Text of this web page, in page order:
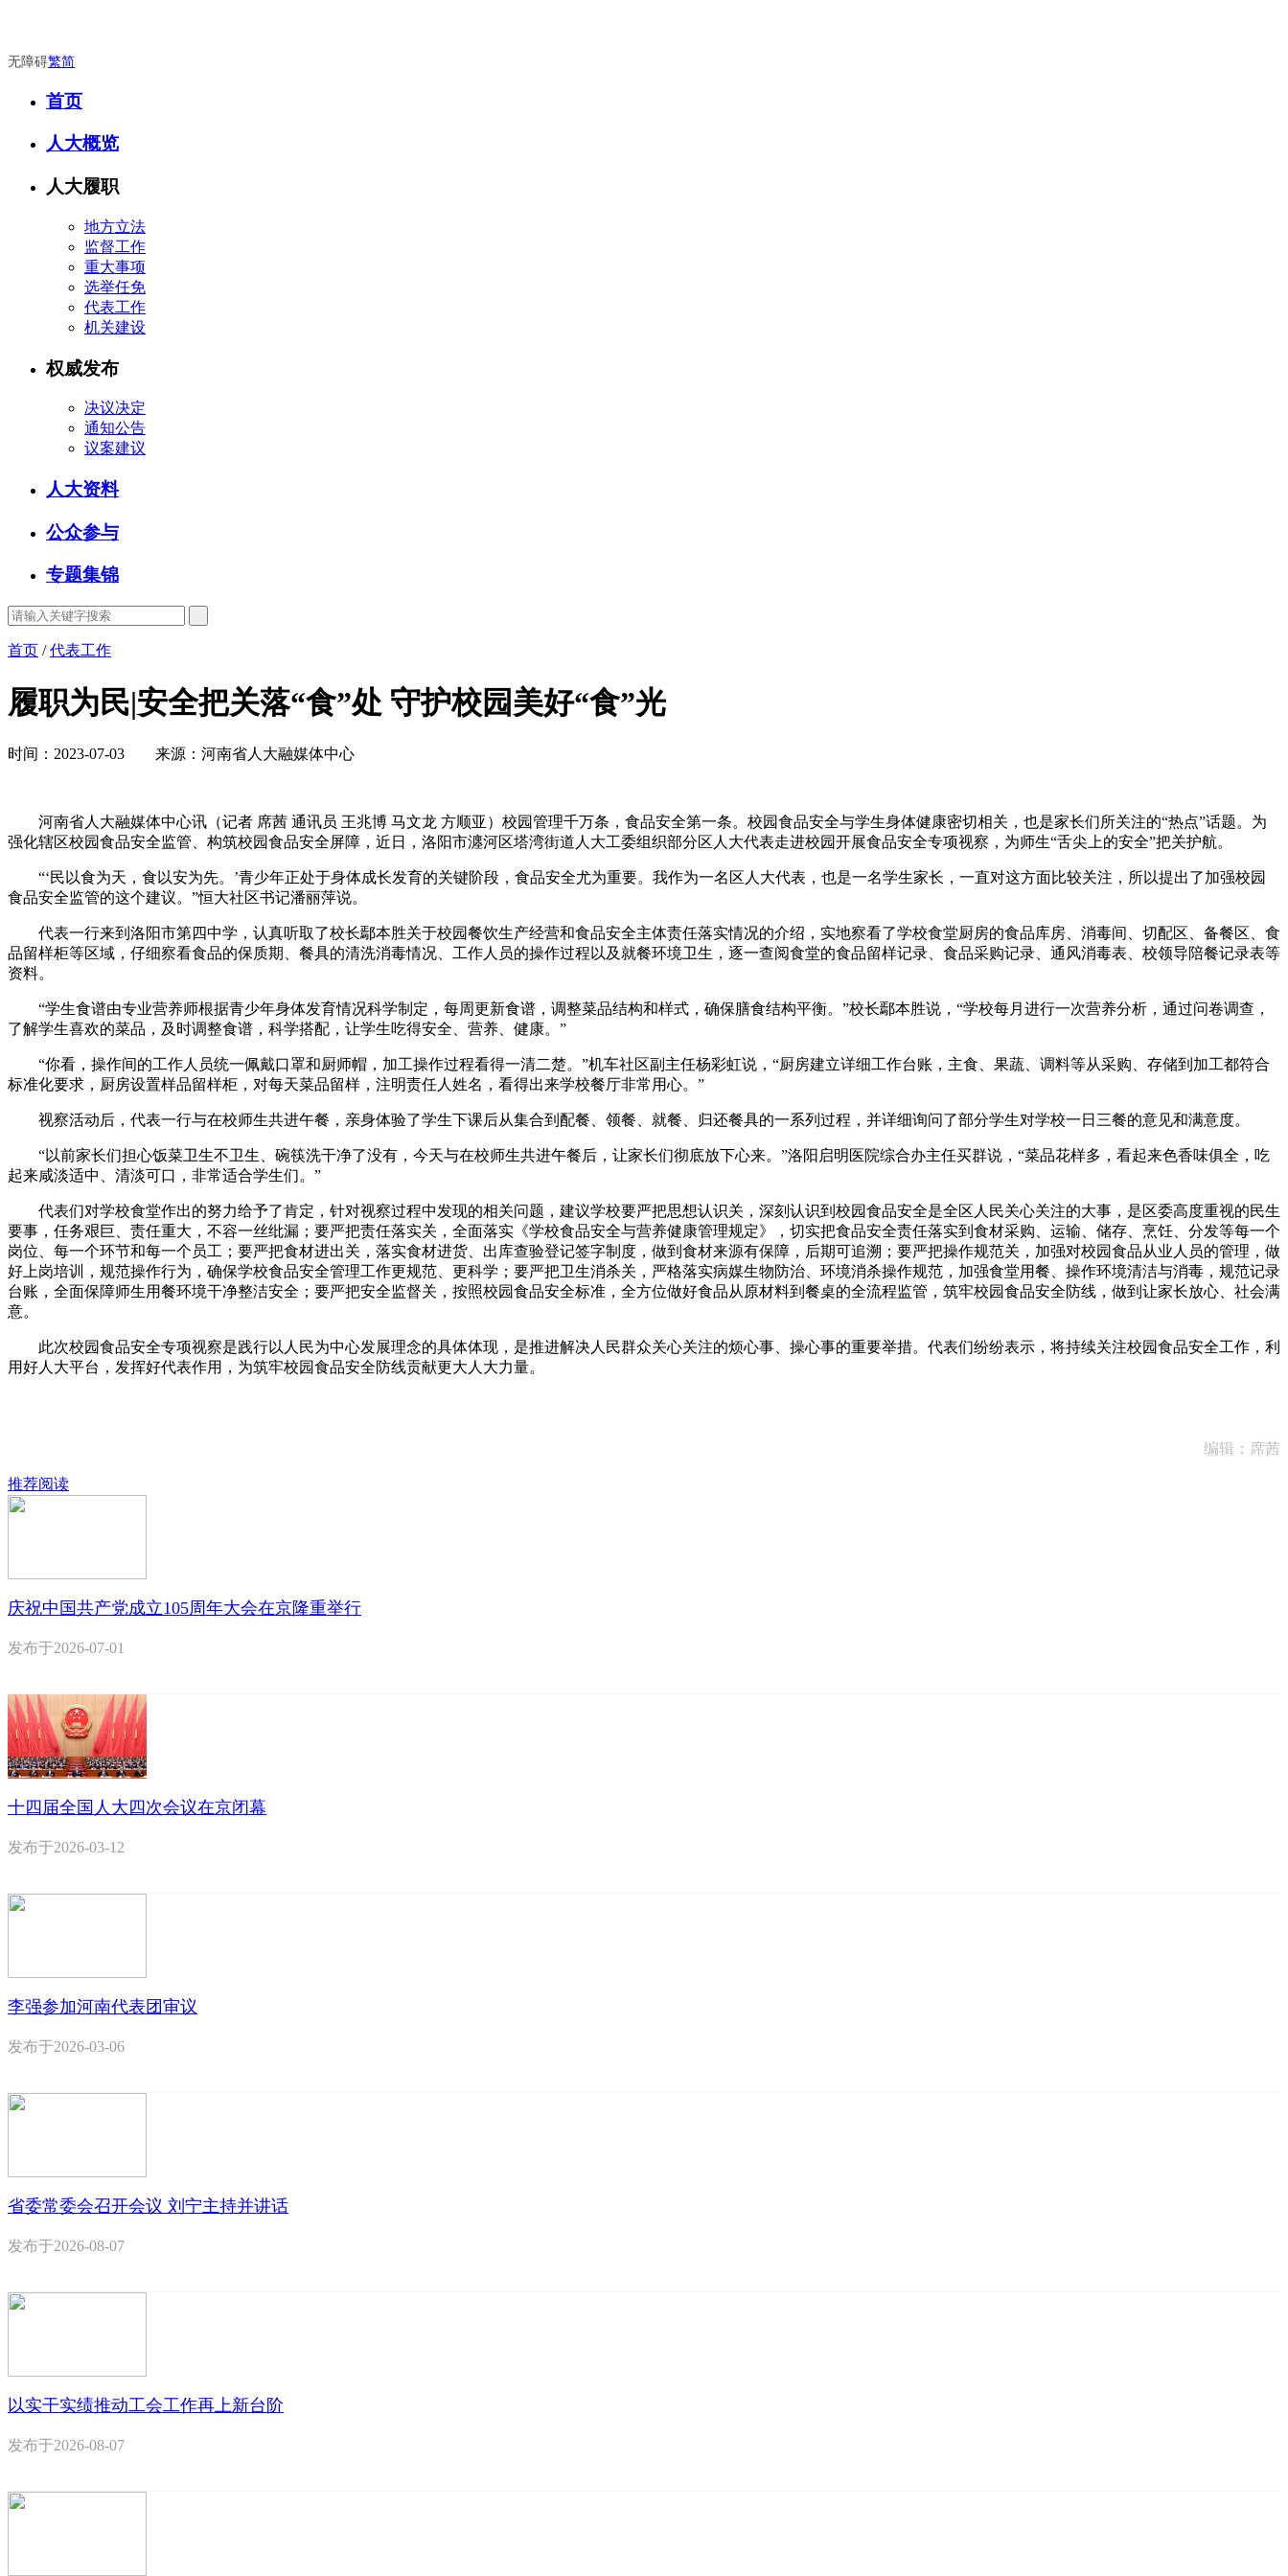
无障碍繁简
首页
人大概览
人大履职
地方立法
监督工作
重大事项
选举任免
代表工作
机关建设
权威发布
决议决定
通知公告
议案建议
人大资料
公众参与
专题集锦
首页 /代表工作
履职为民|安全把关落“食”处 守护校园美好“食”光
时间：2023-07-03 来源：河南省人大融媒体中心
河南省人大融媒体中心讯（记者 席茜 通讯员 王兆博 马文龙 方顺亚）校园管理千万条，食品安全第一条。校园食品安全与学生身体健康密切相关，也是家长们所关注的“热点”话题。为
强化辖区校园食品安全监管、构筑校园食品安全屏障，近日，洛阳市瀍河区塔湾街道人大工委组织部分区人大代表走进校园开展食品安全专项视察，为师生“舌尖上的安全”把关护航。
“‘民以食为天，食以安为先。’青少年正处于身体成长发育的关键阶段，食品安全尤为重要。我作为一名区人大代表，也是一名学生家长，一直对这方面比较关注，所以提出了加强校园
食品安全监管的这个建议。”恒大社区书记潘丽萍说。
代表一行来到洛阳市第四中学，认真听取了校长鄢本胜关于校园餐饮生产经营和食品安全主体责任落实情况的介绍，实地察看了学校食堂厨房的食品库房、消毒间、切配区、备餐区、食
品留样柜等区域，仔细察看食品的保质期、餐具的清洗消毒情况、工作人员的操作过程以及就餐环境卫生，逐一查阅食堂的食品留样记录、食品采购记录、通风消毒表、校领导陪餐记录表等
资料。
“学生食谱由专业营养师根据青少年身体发育情况科学制定，每周更新食谱，调整菜品结构和样式，确保膳食结构平衡。”校长鄢本胜说，“学校每月进行一次营养分析，通过问卷调查，
了解学生喜欢的菜品，及时调整食谱，科学搭配，让学生吃得安全、营养、健康。”
“你看，操作间的工作人员统一佩戴口罩和厨师帽，加工操作过程看得一清二楚。”机车社区副主任杨彩虹说，“厨房建立详细工作台账，主食、果蔬、调料等从采购、存储到加工都符合
标准化要求，厨房设置样品留样柜，对每天菜品留样，注明责任人姓名，看得出来学校餐厅非常用心。”
视察活动后，代表一行与在校师生共进午餐，亲身体验了学生下课后从集合到配餐、领餐、就餐、归还餐具的一系列过程，并详细询问了部分学生对学校一日三餐的意见和满意度。
“以前家长们担心饭菜卫生不卫生、碗筷洗干净了没有，今天与在校师生共进午餐后，让家长们彻底放下心来。”洛阳启明医院综合办主任买群说，“菜品花样多，看起来色香味俱全，吃
起来咸淡适中、清淡可口，非常适合学生们。”
代表们对学校食堂作出的努力给予了肯定，针对视察过程中发现的相关问题，建议学校要严把思想认识关，深刻认识到校园食品安全是全区人民关心关注的大事，是区委高度重视的民生
要事，任务艰巨、责任重大，不容一丝纰漏；要严把责任落实关，全面落实《学校食品安全与营养健康管理规定》，切实把食品安全责任落实到食材采购、运输、储存、烹饪、分发等每一个
岗位、每一个环节和每一个员工；要严把食材进出关，落实食材进货、出库查验登记签字制度，做到食材来源有保障，后期可追溯；要严把操作规范关，加强对校园食品从业人员的管理，做
好上岗培训，规范操作行为，确保学校食品安全管理工作更规范、更科学；要严把卫生消杀关，严格落实病媒生物防治、环境消杀操作规范，加强食堂用餐、操作环境清洁与消毒，规范记录
台账，全面保障师生用餐环境干净整洁安全；要严把安全监督关，按照校园食品安全标准，全方位做好食品从原材料到餐桌的全流程监管，筑牢校园食品安全防线，做到让家长放心、社会满
意。
此次校园食品安全专项视察是践行以人民为中心发展理念的具体体现，是推进解决人民群众关心关注的烦心事、操心事的重要举措。代表们纷纷表示，将持续关注校园食品安全工作，利
用好人大平台，发挥好代表作用，为筑牢校园食品安全防线贡献更大人大力量。
编辑：席茜
推荐阅读
庆祝中国共产党成立105周年大会在京隆重举行
发布于2026-07-01
十四届全国人大四次会议在京闭幕
发布于2026-03-12
李强参加河南代表团审议
发布于2026-03-06
省委常委会召开会议 刘宁主持并讲话
发布于2026-08-07
以实干实绩推动工会工作再上新台阶
发布于2026-08-07